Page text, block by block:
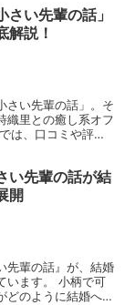
さい先輩の話」
解説！
さい先輩の話」。そ
織里との癒し系オフ
は、口コミや評価
い先輩の話が結
開
先輩の話』が、結婚
います。 小柄で可
どのように結婚へと